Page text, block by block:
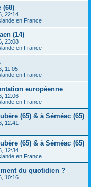
(68)
22:14
en France
(14)
23:08
en France
11:05
en France
européenne
12:06
en France
(65) & à Séméac (65)
12:41
(65) & à Séméac (65)
12:34
en France
du quotidien ?
10:16